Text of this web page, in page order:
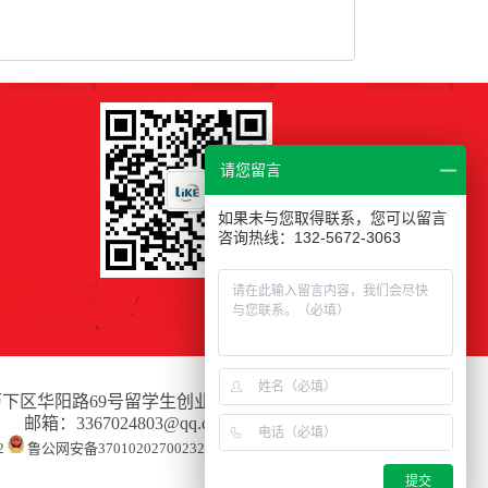
区华阳路69号留学生创业园1号楼A座415
：3367024803@qq.com
鲁公网安备37010202700232
请您留言
如果未与您取得联系，您可以留言
咨询热线：132-5672-3063
提交